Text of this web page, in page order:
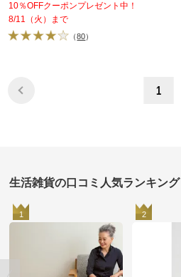
10％OFFクーポンプレゼント中！
8/11（火）まで
（80）
1
生活雑貨の口コミ人気ランキング
1 2